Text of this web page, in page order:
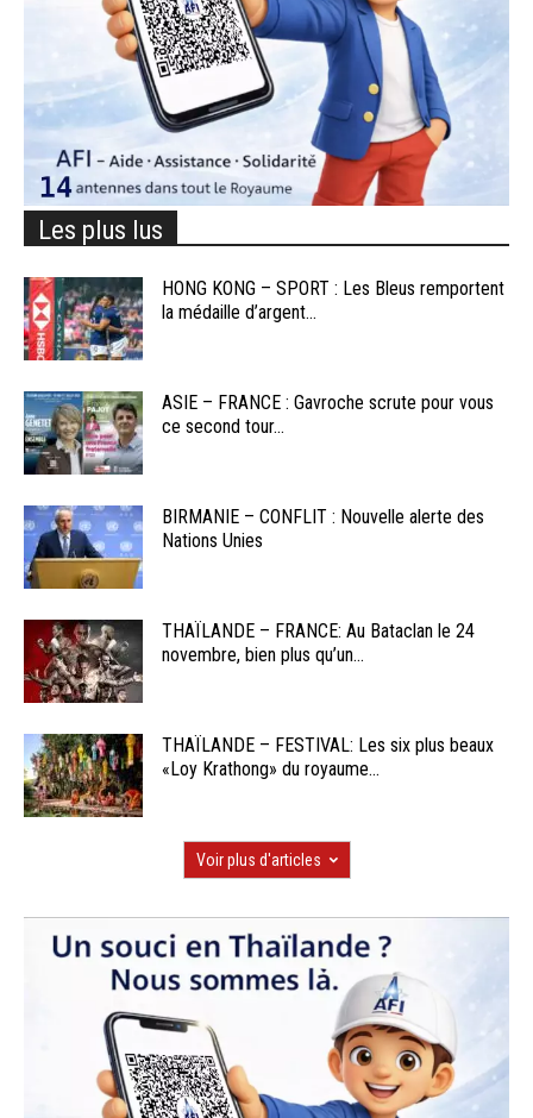
Les plus lus
HONG KONG – SPORT : Les Bleus remportent
la médaille d’argent...
ASIE – FRANCE : Gavroche scrute pour vous
ce second tour...
BIRMANIE – CONFLIT : Nouvelle alerte des
Nations Unies
THAÏLANDE – FRANCE: Au Bataclan le 24
novembre, bien plus qu’un...
THAÏLANDE – FESTIVAL: Les six plus beaux
«Loy Krathong» du royaume...
Voir plus d'articles